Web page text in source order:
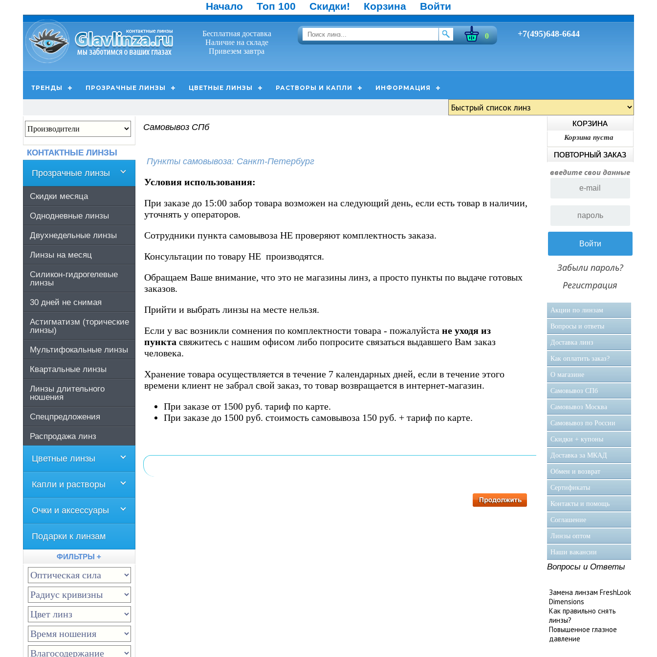
Начало Топ 100 Скидки! Корзина Войти
Бесплатная доставка
Наличие на складе
Привезем завтра
0 +7(495)648-6644
ТРЕНДЫ ПРОЗРАЧНЫЕ ЛИНЗЫ ЦВЕТНЫЕ ЛИНЗЫ РАСТВОРЫ И КАПЛИ ИНФОРМАЦИЯ
Самовывоз CПб
Пункты самовывоза: Санкт-Петербург
Условия использования:
При заказе до 15:00 забор товара возможен на следующий день, если есть товар в наличии,
уточнять у операторов.
Сотрудники пункта самовывоза НЕ проверяют комплектность заказа.
Консультации по товару НЕ производятся.
Обращаем Ваше внимание, что это не магазины линз, а просто пункты по выдаче готовых
заказов.
Прийти и выбрать линзы на месте нельзя.
Если у вас возникли сомнения по комплектности товара - пожалуйста не уходя из
пункта свяжитесь с нашим офисом либо попросите связаться выдавшего Вам заказ
человека.
Хранение товара осуществляется в течение 7 календарных дней, если в течение этого
времени клиент не забрал свой заказ, то товар возвращается в интернет-магазин.
При заказе от 1500 руб. тариф по карте.
При заказе до 1500 руб. стоимость самовывоза 150 руб. + тариф по карте.
КОНТАКТНЫЕ ЛИНЗЫ
Прозрачные линзы
Скидки месяца
Однодневные линзы
Двухнедельные линзы
Линзы на месяц
Силикон-гидрогелевые
линзы
30 дней не снимая
Астигматизм (торические
линзы)
Мультифокальные линзы
Квартальные линзы
Линзы длительного
ношения
Спецпредложения
Распродажа линз
Цветные линзы
Капли и растворы
Очки и аксессуары
Подарки к линзам
ФИЛЬТРЫ +
КОРЗИНА
Корзина пуста
ПОВТОРНЫЙ ЗАКАЗ
введите свои данные
Забыли пароль?
Регистрация
Акции по линзам
Вопросы и ответы
Доставка линз
Как оплатить заказ?
О магазине
Самовывоз CПб
Самовывоз Москва
Самовывоз по России
Скидки + купоны
Доставка за МКАД
Обмен и возврат
Сертификаты
Контакты и помощь
Соглашение
Линзы оптом
Наши вакансии
Вопросы и Ответы
Замена линзам FreshLook
Dimensions
Как правильно снять
линзы?
Повышенное глазное
давление